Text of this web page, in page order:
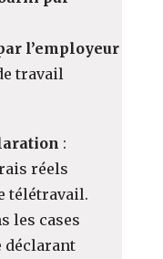
l’employeur
travail
:
réels
télétravail.
les cases
déclarant